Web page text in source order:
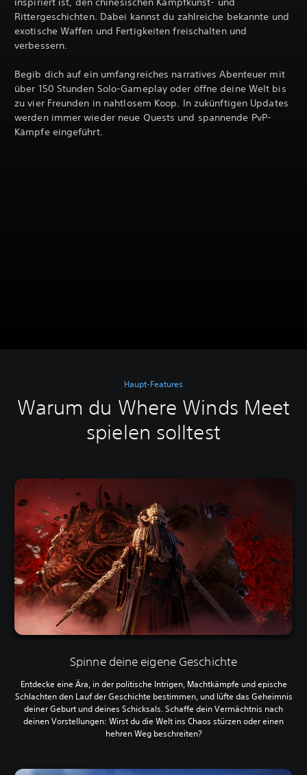
Rittergeschichten. Dabei kannst du zahlreiche bekannte und
exotische Waffen und Fertigkeiten freischalten und
verbessern.
Begib dich auf ein umfangreiches narratives Abenteuer mit
über 150 Stunden Solo-Gameplay oder öffne deine Welt bis
zu vier Freunden in nahtlosem Koop. In zukünftigen Updates
werden immer wieder neue Quests und spannende PvP-
Kämpfe eingeführt.
Haupt-Features
Warum du Where Winds Meet
spielen solltest
Spinne deine eigene Geschichte
Entdecke eine Ära, in der politische Intrigen, Machtkämpfe und epische
Schlachten den Lauf der Geschichte bestimmen, und lüfte das Geheimnis
deiner Geburt und deines Schicksals. Schaffe dein Vermächtnis nach
deinen Vorstellungen: Wirst du die Welt ins Chaos stürzen oder einen
hehren Weg beschreiten?